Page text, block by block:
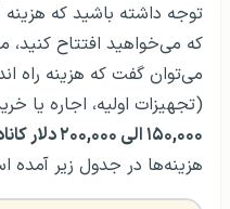
توجه داشته باشید که
که می‌خواهید افتتاح کنید،
می‌توان گفت که هزینه راه
(تجهیزات اولیه، اجاره یا
۱۵۰,۰۰۰ الی ۲۰۰,۰۰۰ دلار کانادا
هزینه‌ها در جدول زیر آمده